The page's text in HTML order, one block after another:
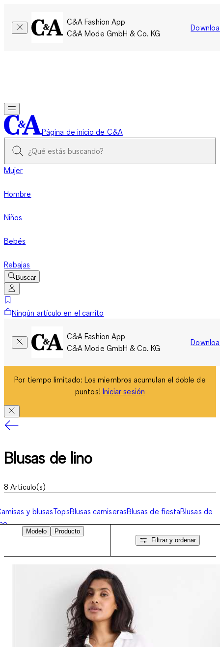
C&A Fashion App
C&A Mode GmbH & Co. KG
Página de inicio de C&A
Mujer
Hombre
Niños
Bebés
Rebajas
Buscar
Ningún artículo en el carrito
C&A Fashion App
C&A Mode GmbH & Co. KG
Por tiempo limitado: Los miembros acumulan el doble de
puntos! Iniciar sesión
Blusas de lino
8 Artículo(s)
y blusasTopsBlusas camiserasBlusas de fiestaBlusas de
Modelo
Producto
Filtrar y ordenar